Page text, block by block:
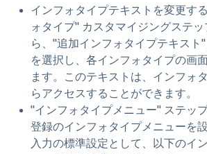
インフォタイプテキストを変更す
ォタイプ" カスタマイジングステ
ら、"追加インフォタイプテキスト
を選択し、各インフォタイプの画
ます。このテキストは、インフォ
らアクセスすることができます。
"インフォタイプメニュー" ステッ
登録のインフォタイプメニューを
入力の標準設定として、以下のイ